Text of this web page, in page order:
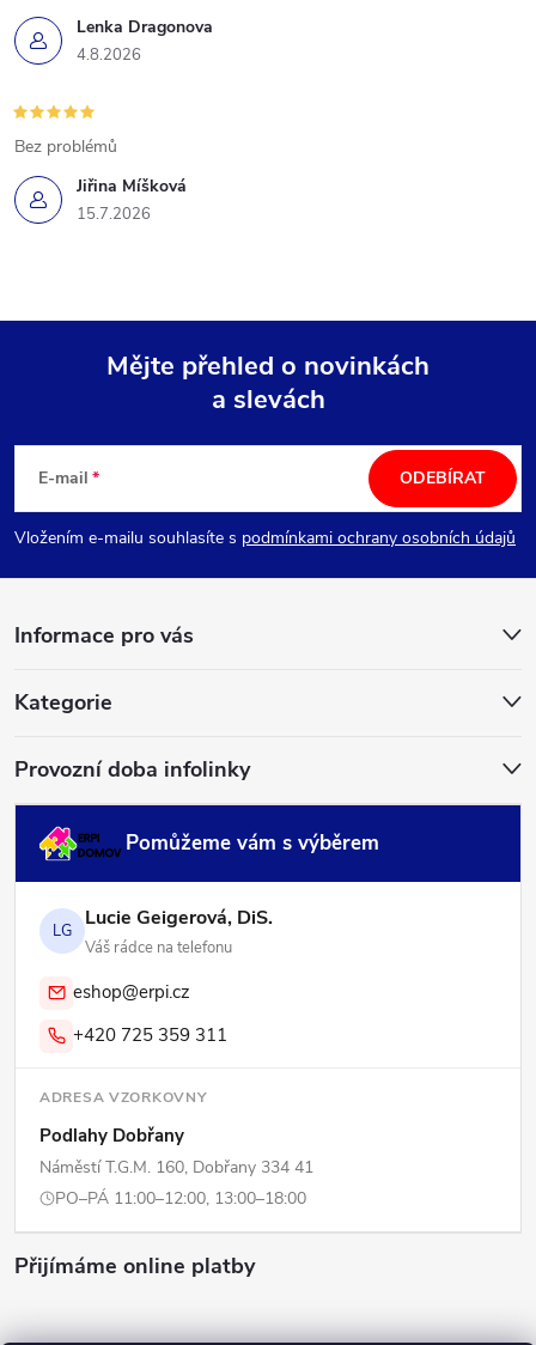
Lenka Dragonova
4.8.2026
Jiřina Míšková
15.7.2026
Bez problémů
p
a
Mějte přehled o novinkách
a slevách
E-mail
Vložením e-mailu souhlasíte s podmínkami ochrany osobních údajů
ODEBÍRAT
Informace pro vás
Kategorie
Provozní doba infolinky
Pomůžeme vám s výběrem
LG Lucie Geigerová, DiS.
Váš rádce na telefonu
eshop@erpi.cz
+420 725 359 311
ADRESA VZORKOVNY
Podlahy Dobřany
Náměstí T.G.M. 160, Dobřany 334 41
PO–PÁ 11:00–12:00, 13:00–18:00
Přijímáme online platby